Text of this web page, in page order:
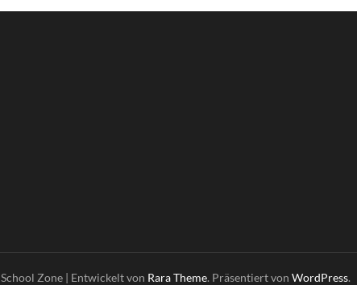
School Zone | Entwickelt von Rara Theme. Präsentiert von WordPress.